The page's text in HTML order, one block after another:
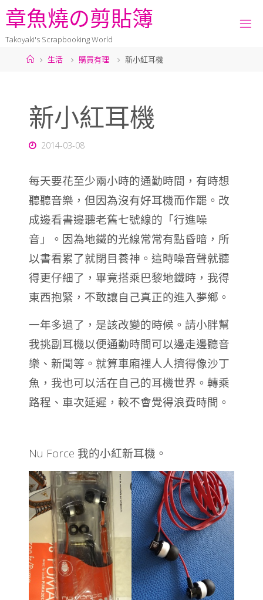
章魚燒の剪貼簿
Takoyaki's Scrapbooking World
生活
購買有理 新小紅耳機
新小紅耳機
2014-03-08
每天要花至少兩小時的通勤時間，有時想
聽聽音樂，但因為沒有好耳機而作罷。改
成邊看書邊聽老舊七號線的「行進噪
音」。因為地鐵的光線常常有點昏暗，所
以書看累了就閉目養神。這時噪音聲就聽
得更仔細了，畢竟搭乘巴黎地鐵時，我得
東西抱緊，不敢讓自己真正的進入夢鄉。
一年多過了，是該改變的時候。請小胖幫
我挑副耳機以便通勤時間可以邊走邊聽音
樂、新聞等。就算車廂裡人人擠得像沙丁
魚，我也可以活在自己的耳機世界。轉乘
路程、車次延遲，較不會覺得浪費時間。
Nu Force 我的小紅新耳機。